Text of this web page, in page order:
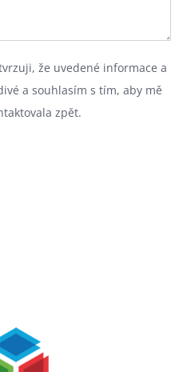
že uvedené informace a
a souhlasím s tím, aby mě
zpět.